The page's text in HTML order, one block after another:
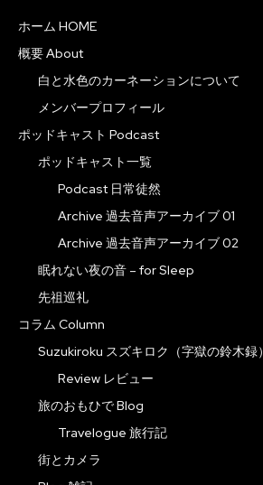
ホーム HOME
概要 About
白と水色のカーネーションについて
メンバープロフィール
ポッドキャスト Podcast
ポッドキャスト一覧
Podcast 日常徒然
Archive 過去音声アーカイブ 01
Archive 過去音声アーカイブ 02
眠れない夜の音 – for Sleep
先祖巡礼
コラム Column
Suzukiroku スズキロク（字獄の鈴木録）
Review レビュー
旅のおもひで Blog
Travelogue 旅行記
街とカメラ